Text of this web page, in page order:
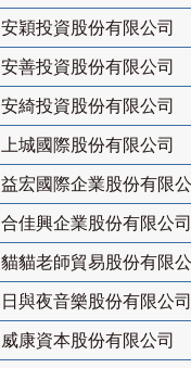
安穎投資股份有限公司
安善投資股份有限公司
安綺投資股份有限公司
上城國際股份有限公司
益宏國際企業股份有限
合佳興企業股份有限公司
貓貓老師貿易股份有限
日與夜音樂股份有限公司
威康資本股份有限公司